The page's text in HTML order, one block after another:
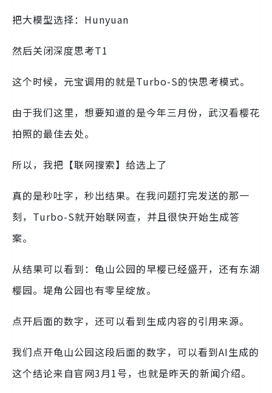
把大模型选择：Hunyuan
然后关闭深度思考T1
这个时候，元宝调用的就是Turbo-S的快思考模式。
由于我们这里，想要知道的是今年三月份，武汉看樱花
拍照的最佳去处。
所以，我把【联网搜索】给选上了
真的是秒吐字，秒出结果。在我问题打完发送的那一
刻，Turbo-S就开始联网查，并且很快开始生成答
案。
从结果可以看到：龟山公园的早樱已经盛开，还有东湖
樱园。堤角公园也有零星绽放。
点开后面的数字，还可以看到生成内容的引用来源。
我们点开龟山公园这段后面的数字，可以看到AI生成的
这个结论来自官网3月1号，也就是昨天的新闻介绍。